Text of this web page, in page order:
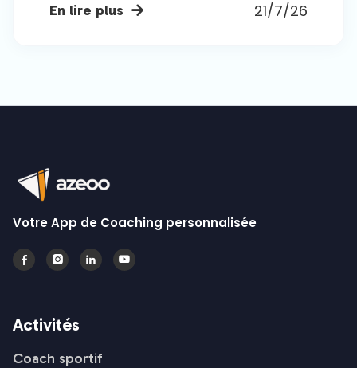
En lire plus  21/7/26
Votre App de Coaching personnalisée
   
Activités
Coach sportif